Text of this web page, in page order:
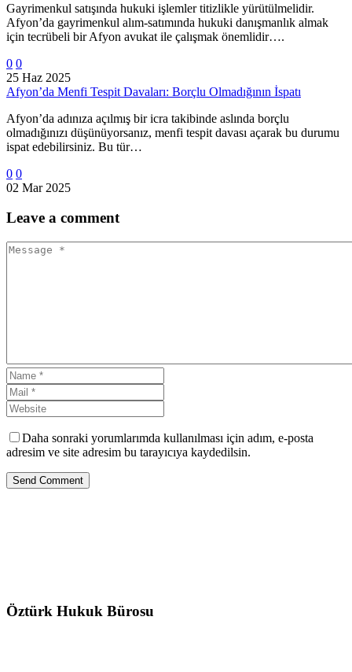
Gayrimenkul satışında hukuki işlemler titizlikle yürütülmelidir.
Afyon’da gayrimenkul alım-satımında hukuki danışmanlık almak
için tecrübeli bir Afyon avukat ile çalışmak önemlidir….
0 0
25 Haz 2025
Afyon’da Menfi Tespit Davaları: Borçlu Olmadığının İspatı
Afyon’da adınıza açılmış bir icra takibinde aslında borçlu
olmadığınızı düşünüyorsanız, menfi tespit davası açarak bu durumu
ispat edebilirsiniz. Bu tür…
0 0
02 Mar 2025
Leave a comment
Daha sonraki yorumlarımda kullanılması için adım, e-posta
adresim ve site adresim bu tarayıcıya kaydedilsin.
Send Comment
Öztürk Hukuk Bürosu